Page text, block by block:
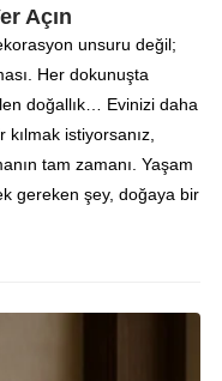
Açın
unsuru değil;
Her dokunuşta
doğallık… Evinizi daha
istiyorsanız,
tam zamanı. Yaşam
gereken şey, doğaya bir